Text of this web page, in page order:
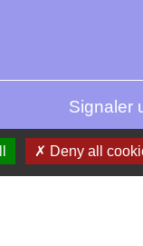
Signaler
Deny all